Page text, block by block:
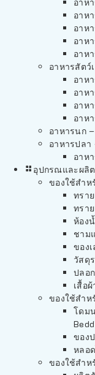
อาห
อาห
อาห
อาห
อาหารสัตว์
อาห
อาห
อาห
อาห
อาหารนก
อาหารปลา
อาห
อุปกรณและผลิ
ของใช้สำห
ทรา
ทรา
ห้อง
ชาม
ของ
วัสดุ
ปลอ
เสื้อ
ของใช้สำห
โดม
ของ
หลอ
ของใช้สำห